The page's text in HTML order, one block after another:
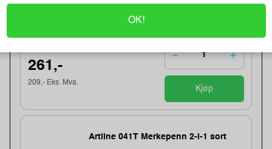
261,-
209,- Eks. Mva.
Kjøp
Artline 041T Merkepenn 2-i-1 sort
OK!